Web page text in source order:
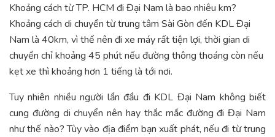
Khoảng cách từ TP. HCM đi Đại Nam là bao nhiêu km?
Khoảng cách di chuyển từ trung tâm Sài Gòn đến KDL Đại
Nam là 40km, vì thế nên đi xe máy rất tiện lợi, thời gian di
chuyển chỉ khoảng 45 phút nếu đường thông thoáng còn nếu
kẹt xe thì khoảng hơn 1 tiếng là tới nơi.
Tuy nhiên nhiều người lần đầu đi KDL Đại Nam không biết
cung đường di chuyển nên hay thắc mắc đường đi Đại Nam
như thế nào? Tùy vào địa điểm bạn xuất phát, nếu đi từ trung